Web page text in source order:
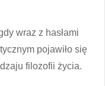
wraz z hasłami
pojawiło się
filozofii życia.